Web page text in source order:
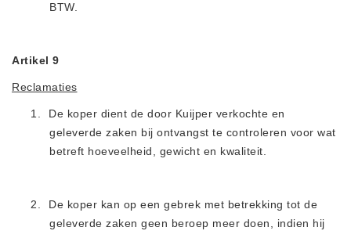
BTW.
Artikel 9
Reclamaties
1.
De koper dient de door Kuijper verkochte en
geleverde zaken bij ontvangst te controleren voor wat
betreft hoeveelheid, gewicht en kwaliteit.
2.
De koper kan op een gebrek met betrekking tot de
geleverde zaken geen beroep meer doen, indien hij